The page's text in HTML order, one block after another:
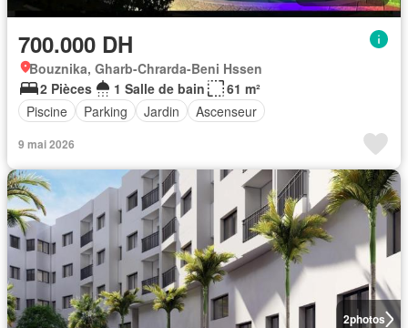
700.000 DH
Bouznika, Gharb-Chrarda-Beni Hssen
2 Pièces
1 Salle de bain
61 m²
Piscine
Parking Jardin Ascenseur
9 mai 2026
2photos